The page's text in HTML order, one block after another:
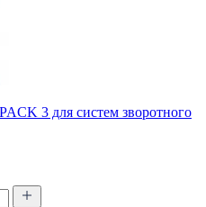
3 для систем зворотного